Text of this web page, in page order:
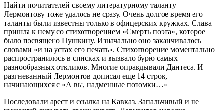
Найти почитателей своему литературному таланту
Лермонтову тоже удалось не сразу. Очень долгое время его
таланты были известны только в офицерских кружках. Слава
пришла к нему со стихотворением «Смерть поэта», которое
было посвящено Пушкину. Изначально оно заканчивалось
словами «и на устах его печать». Стихотворение моментально
распространилось в списках и вызвало бурю самых
разнообразных откликов. Многие оправдывали Дантеса. И
разгневанный Лермонтов дописал еще 14 строк,
начинающихся с «А вы, надменные потомки…»
Последовали арест и ссылка на Кавказ. Запальчивый и не